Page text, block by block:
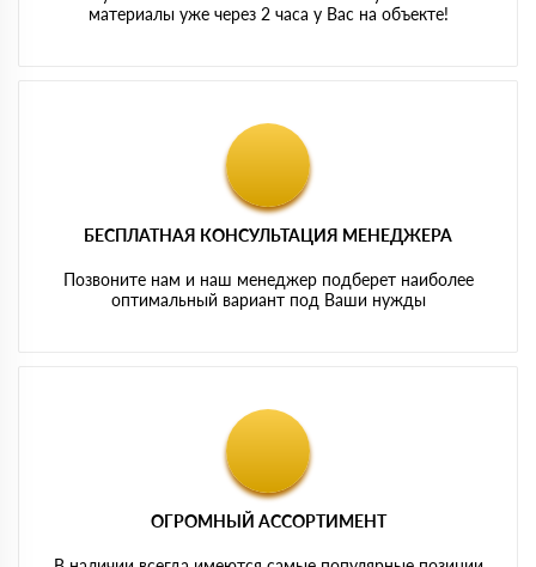
материалы уже через 2 часа у Вас на объекте!
БЕСПЛАТНАЯ КОНСУЛЬТАЦИЯ МЕНЕДЖЕРА
Позвоните нам и наш менеджер подберет наиболее
оптимальный вариант под Ваши нужды
ОГРОМНЫЙ АССОРТИМЕНТ